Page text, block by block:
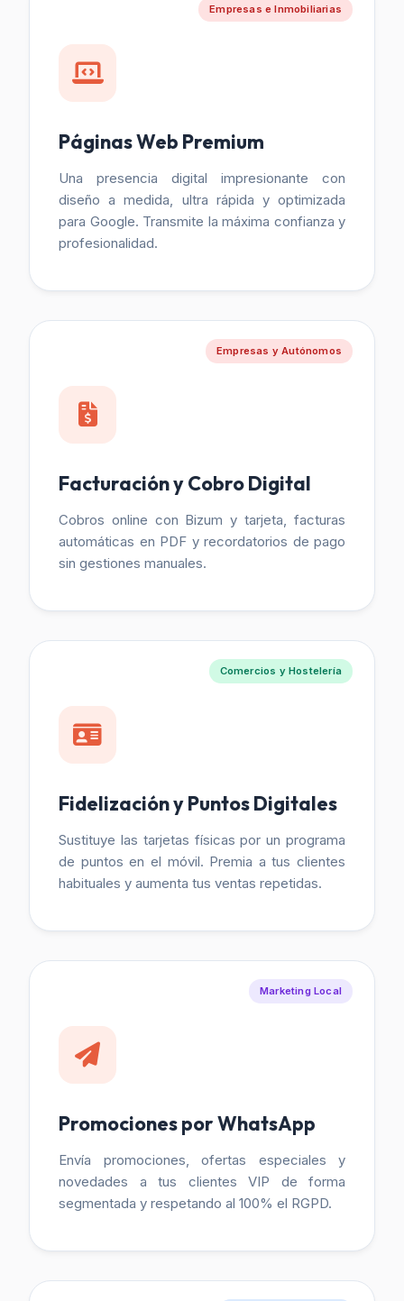
Empresas e Inmobiliarias
Páginas Web Premium
Una presencia digital impresionante con
diseño a medida, ultra rápida y optimizada
para Google. Transmite la máxima confianza y
profesionalidad.
Empresas y Autónomos
Facturación y Cobro Digital
Cobros online con Bizum y tarjeta, facturas
automáticas en PDF y recordatorios de pago
sin gestiones manuales.
Comercios y Hostelería
Fidelización y Puntos Digitales
Sustituye las tarjetas físicas por un programa
de puntos en el móvil. Premia a tus clientes
habituales y aumenta tus ventas repetidas.
Marketing Local
Promociones por WhatsApp
Envía promociones, ofertas especiales y
novedades a tus clientes VIP de forma
segmentada y respetando al 100% el RGPD.